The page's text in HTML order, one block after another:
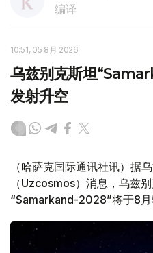
编译
10:51, 05 8月 2026
乌兹别克斯坦
发射升空
（哈萨克国际通讯社讯）据
（Uzcosmos）消息，乌兹
“Samarkand-2028”将于8月